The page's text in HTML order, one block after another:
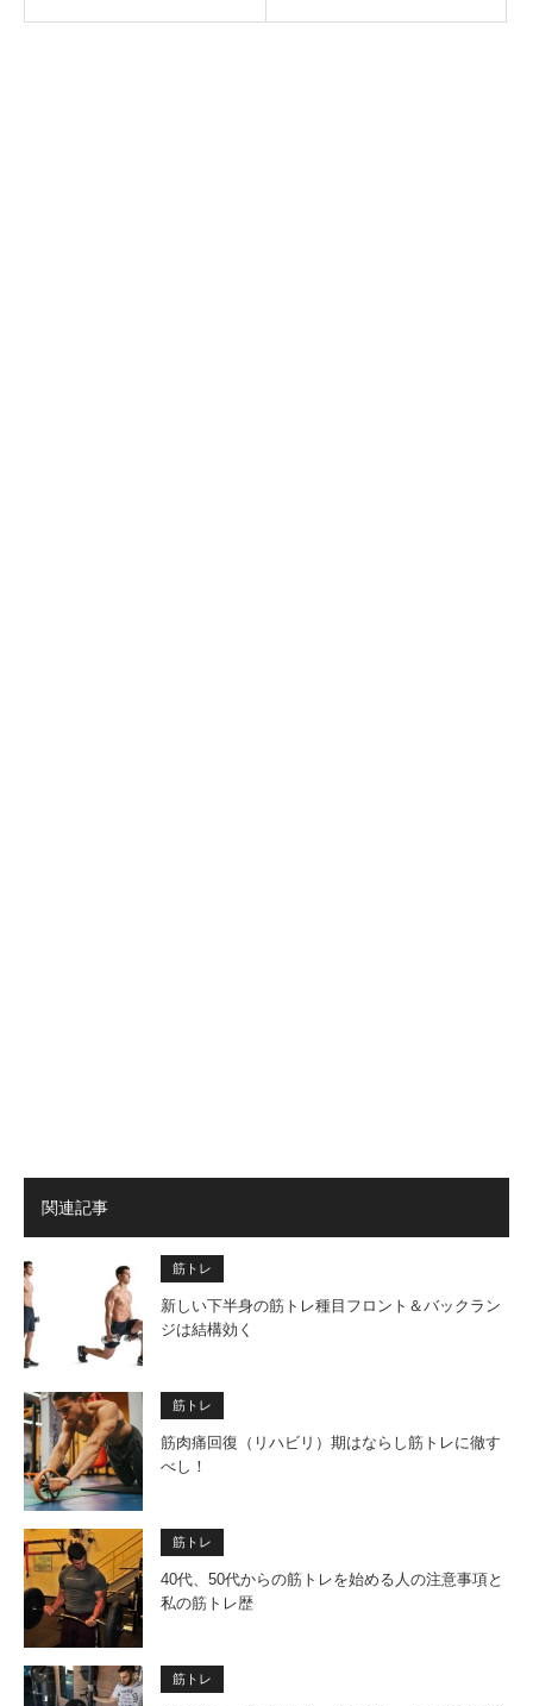
関連記事
筋トレ
新しい下半身の筋トレ種目フロント＆バックラン
ジは結構効く
筋トレ
筋肉痛回復（リハビリ）期はならし筋トレに徹す
べし！
筋トレ
40代、50代からの筋トレを始める人の注意事項と
私の筋トレ歴
筋トレ